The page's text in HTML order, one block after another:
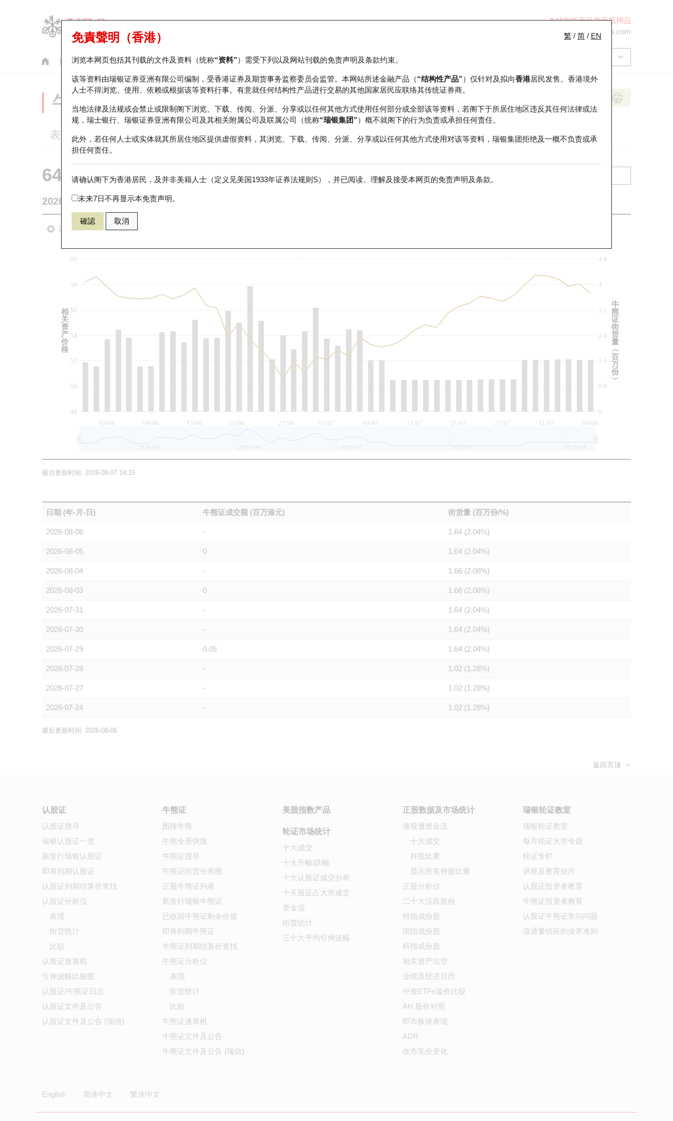
本结构性产品并无抵押品
ol-hkwarrants@ubs.com
认股证 牛熊证 美股指数产品 轮证市场统计 正股数据及市场统计 瑞银轮证教室
繁 / 简 / EN
免責聲明（香港）
浏览本网页包括其刊载的文件及资料（统称“资料”）需受下列以及网站刊载的免责声明及条款约束。
该等资料由瑞银证券亚洲有限公司编制，受香港证券及期货事务监察委员会监管。本网站所述金融产品（“结构性产品”）仅针对及拟向香港居民发售。香港境外
人士不得浏览、使用、依赖或根据该等资料行事。有意就任何结构性产品进行交易的其他国家居民应联络其传统证券商。
当地法律及法规或会禁止或限制阁下浏览、下载、传阅、分派、分享或以任何其他方式使用任何部分或全部该等资料，若阁下于所居住地区违反其任何法律或法
规，瑞士银行、瑞银证券亚洲有限公司及其相关附属公司及联属公司（统称“瑞银集团”）概不就阁下的行为负责或承担任何责任。
此外，若任何人士或实体就其所居住地区提供虚假资料，其浏览、下载、传阅、分派、分享或以任何其他方式使用对该等资料，瑞银集团拒绝及一概不负责或承
担任何责任。
请确认阁下为香港居民，及并非美籍人士（定义见美国1933年证券法规则S），并已阅读、理解及接受本网页的免责声明及条款。
未来7日不再显示本免责声明。
確認 取消
牛熊证分析仪
表现 街货统计 比较
64244 摩通熊证 2318 中国平安
2026-08-06 相关资产价格57.3
3个月 6个月
03/06 09/06 15/06 21/06 27/06 03/07 09/07 15/07 21/07 27/07 31/07 06/08
0
0.8
1.6
2.4
3.2
4
4.8
48
50
52
54
56
58
60
2026/06 2026/06 2026/07 2026/07 2026/08
牛
熊
证
街
货
量
︵
百
万
份
︶
相
关
资
产
价
格
最后更新时间: 2026-08-07 14:15
日期 (年-月-日) 牛熊证成交额 (百万港元) 街货量 (百万份/%)
2026-08-06 - 1.64 (2.04%)
2026-08-05 0 1.64 (2.04%)
2026-08-04 - 1.66 (2.08%)
2026-08-03 0 1.66 (2.08%)
2026-07-31 - 1.64 (2.04%)
2026-07-30 - 1.64 (2.04%)
2026-07-29 0.05 1.64 (2.04%)
2026-07-28 - 1.02 (1.28%)
2026-07-27 - 1.02 (1.28%)
2026-07-24 - 1.02 (1.28%)
最后更新时间: 2026-08-06
返回页顶
认股证
认股证搜寻
瑞银认股证一览
新发行瑞银认股证
即将到期认股证
认股证到期结算价查找
认股证分析仪
表现
街货统计
比较
认股证速算机
引伸波幅比较图
认股证/牛熊证日志
认股证文件及公告
认股证文件及公告 (瑞信)
牛熊证
图搜牛熊
牛熊全景快搜
牛熊证搜寻
牛熊证街货分布图
正股牛熊证列表
新发行瑞银牛熊证
已收回牛熊证剩余价值
即将到期牛熊证
牛熊证到期结算价查找
牛熊证分析仪
表现
街货统计
比较
牛熊证速算机
牛熊证文件及公告
牛熊证文件及公告 (瑞信)
美股指数产品
轮证市场统计
十大成交
十大升幅/跌幅
十大认股证成交分布
十天股证占大市成交
资金流
街货统计
三十大平均引伸波幅
正股数据及市场统计
港股通资金流
十大成交
持股比重
显示所有持股比重
正股分析仪
二十大活跃股份
恒指成份股
国指成份股
科指成份股
相关资产沽空
业绩及经济日历
中资ETFs溢价比较
AH 股价对照
即市板块表现
ADR
收市竞价变化
瑞银轮证教室
瑞银轮证教室
每月轮证大市专题
轮证专栏
讲座及教育短片
认股证投资者教育
牛熊证投资者教育
认股证牛熊证常问问题
流通量供应的业界准则
English 简体中文 繁体中文